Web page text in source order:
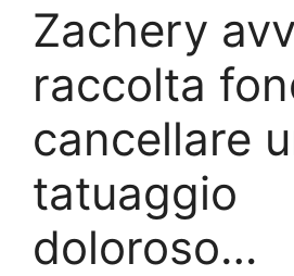
Zachery
raccolta
cancellare
tatuaggio
doloroso…